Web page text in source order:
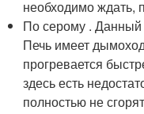
необходимо ждать,
По серому . Данный
Печь имеет
прогревается
здесь есть
полностью не